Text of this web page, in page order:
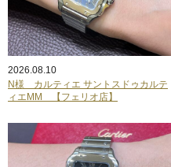
2026.08.10
N様 カルティエ サントスドゥカルテ
ィエMM 【フェリオ店】